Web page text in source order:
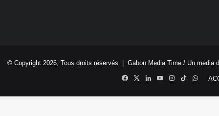
© Copyright 2026, Tous droits réservés | Gabon Media Time / Un media
Facebook
X LinkedinYouTubeInstagram
TikTok